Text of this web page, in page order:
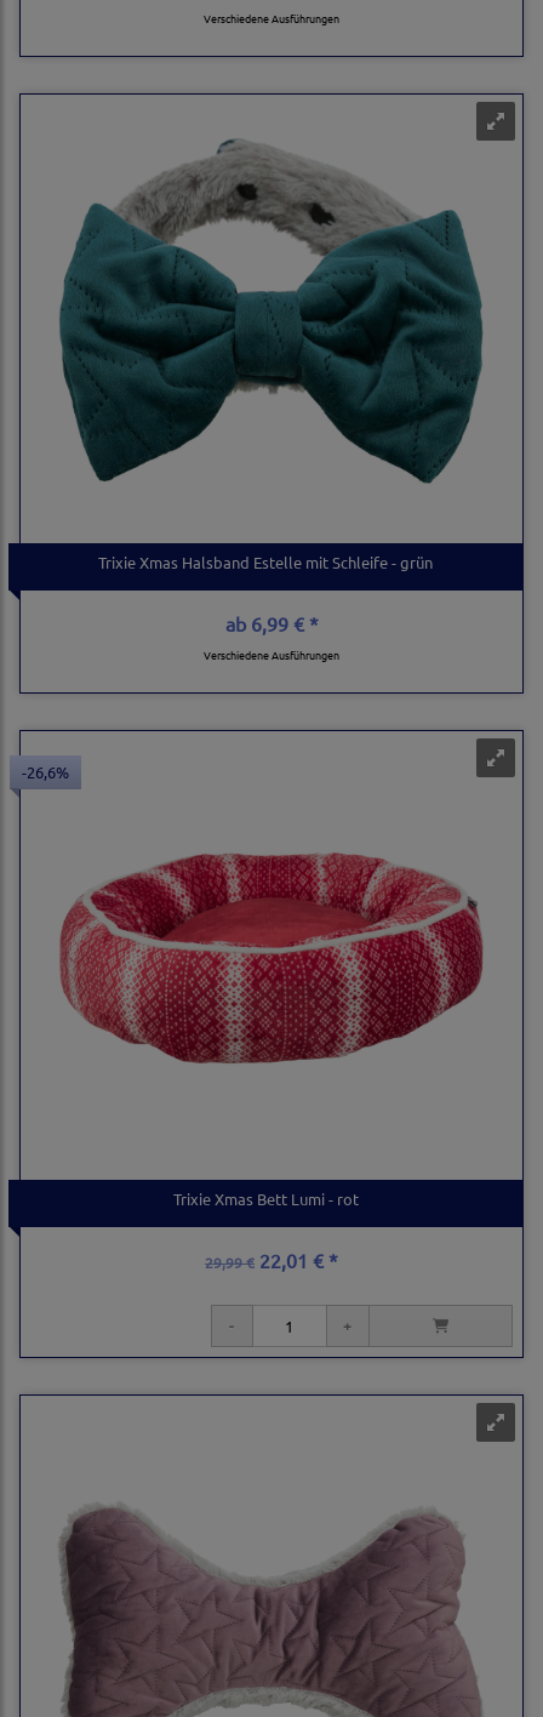
Verschiedene Ausführungen
Trixie Xmas Halsband Estelle mit Schleife - grün
ab6,99 € *
Verschiedene Ausführungen
-26,6%
Trixie Xmas Bett Lumi - rot
29,99 € 22,01 € *